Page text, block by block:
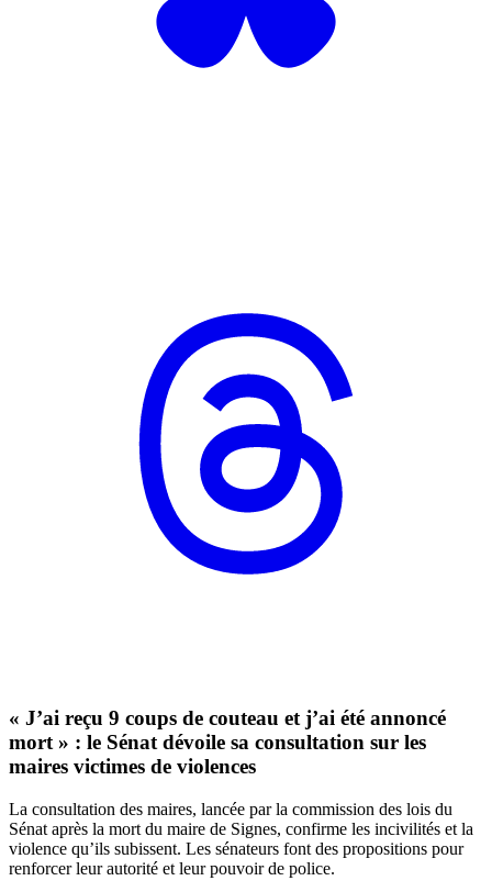
« J’ai reçu 9 coups de couteau et j’ai été annoncé
mort » : le Sénat dévoile sa consultation sur les
maires victimes de violences
La consultation des maires, lancée par la commission des lois du
Sénat après la mort du maire de Signes, confirme les incivilités et la
violence qu’ils subissent. Les sénateurs font des propositions pour
renforcer leur autorité et leur pouvoir de police.